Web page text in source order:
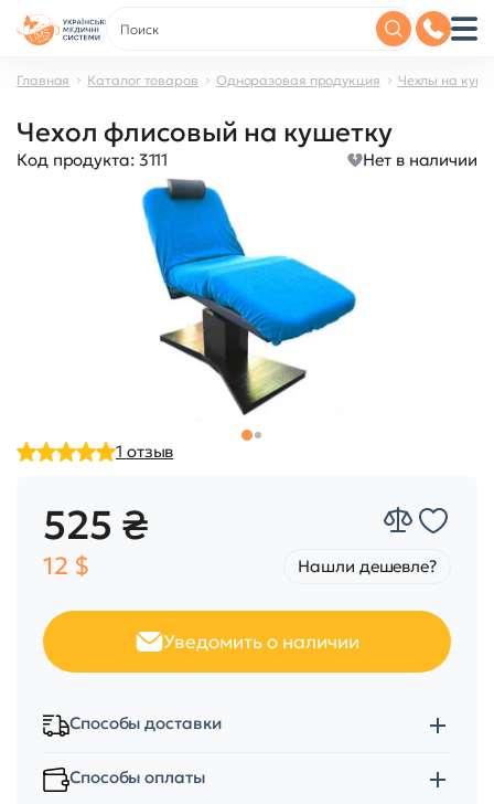
Главная Каталог товаров Одноразовая продукция Чехлы на
Чехол флисовый на кушетку
Код продукта: 3111 Нет в наличии
1 отзыв
525 ₴
12 $ Нашли дешевле?
Уведомить о наличии
Способы доставки
Способы оплаты